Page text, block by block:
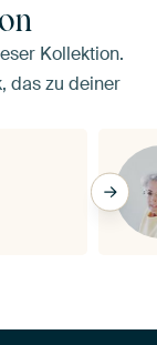
Kollektion.
das zu deiner